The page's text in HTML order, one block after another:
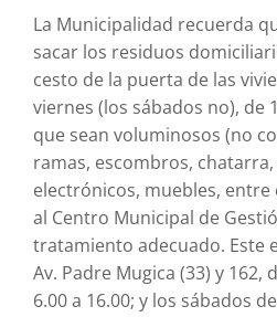
La Municipalidad recuerda
sacar los residuos
cesto de la puerta de las
viernes (los sábados no), de
que sean voluminosos (no
ramas, escombros,
electrónicos, muebles,
al Centro Municipal de
tratamiento adecuado. Este
Av. Padre Mugica (33) y 162,
6.00 a 16.00; y los sábados